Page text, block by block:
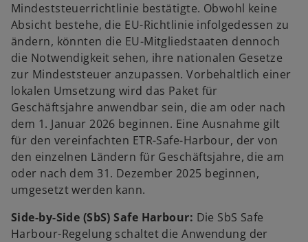
Mindeststeuerrichtlinie bestätigte. Obwohl keine
Absicht bestehe, die EU-Richtlinie infolgedessen zu
ändern, könnten die EU-Mitgliedstaaten dennoch
die Notwendigkeit sehen, ihre nationalen Gesetze
zur Mindeststeuer anzupassen. Vorbehaltlich einer
lokalen Umsetzung wird das Paket für
Geschäftsjahre anwendbar sein, die am oder nach
dem 1. Januar 2026 beginnen. Eine Ausnahme gilt
für den vereinfachten ETR-Safe-Harbour, der von
den einzelnen Ländern für Geschäftsjahre, die am
oder nach dem 31. Dezember 2025 beginnen,
umgesetzt werden kann.
Side-by-Side (SbS) Safe Harbour: Die SbS Safe
Harbour-Regelung schaltet die Anwendung der